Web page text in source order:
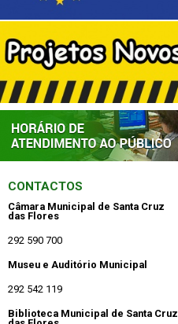
CONTACTOS
Câmara Municipal de Santa Cruz
das Flores
292 590 700
Museu e Auditório Municipal
292 542 119
Biblioteca Municipal de Santa Cruz